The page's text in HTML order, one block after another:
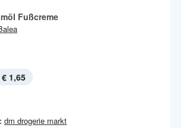
Fußcreme
€ 1,65
dm drogerie markt